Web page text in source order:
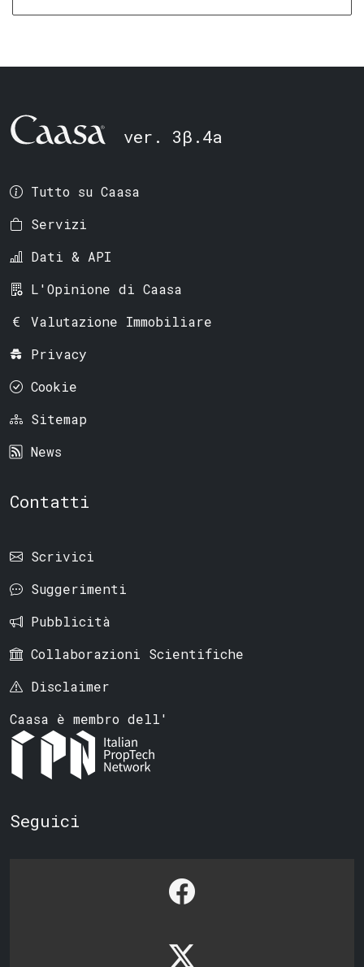
ver. 3β.4a
Tutto su Caasa
Servizi
Dati & API
L'Opinione di Caasa
Valutazione Immobiliare
Privacy
Cookie
Sitemap
News
Contatti
Scrivici
Suggerimenti
Pubblicità
Collaborazioni Scientifiche
Disclaimer
Caasa è membro dell'
Seguici